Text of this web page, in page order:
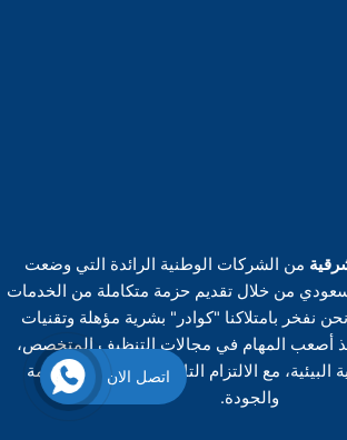
من الشركات الوطنية الرائدة التي وضعت
من خلال تقديم حزمة متكاملة من الخدمات
نفخر بامتلاكنا "كوادر" بشرية مؤهلة وتقنيات
أصعب المهام في مجالات التنظيف المتخصص،
البيئية، مع الالتزام التام بأعلى معايير السلامة
والجودة.
اتصل الان